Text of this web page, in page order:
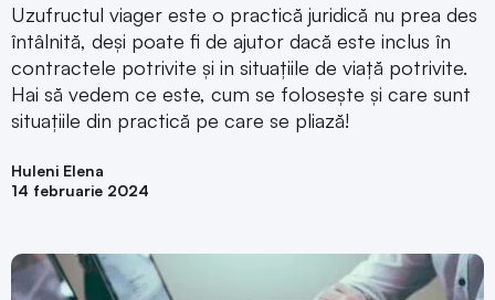
Uzufructul viager este o practică juridică nu prea des
întâlnită, deși poate fi de ajutor dacă este inclus în
contractele potrivite și in situațiile de viață potrivite.
Hai să vedem ce este, cum se folosește și care sunt
situațiile din practică pe care se pliază!
Huleni Elena
14 februarie 2024